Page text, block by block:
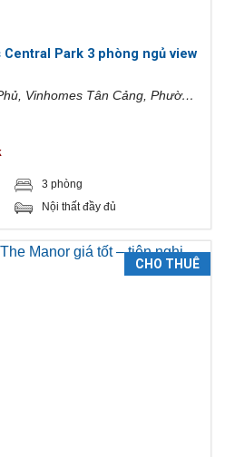
Park 3 phòng ngủ view
Vinhomes Tân Cảng, Phường
3 phòng
Nội thất đầy đủ
CHO THUÊ